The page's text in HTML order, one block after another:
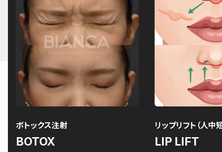
ボトックス注射
BOTOX
リップリフト（人中
LIP LIFT